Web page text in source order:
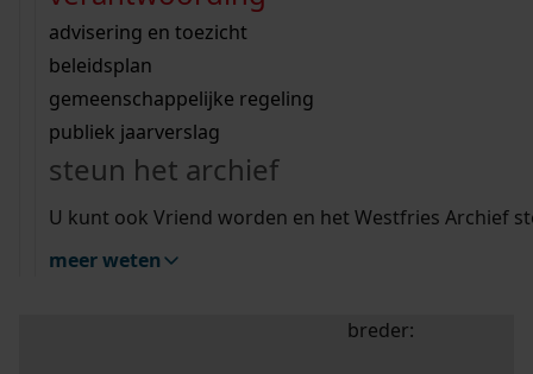
bouwvergunningen
omgevingsvergunningen
vergunningen
beeld en geluid
uitleg nodig?
Wij helpen u op weg met een aantal zoektips.
bekijk alle zoektips
Wij helpen u op weg met een aantal zoektips.
bekijk alle zoektips
bekijk ons geschiedenislokaal
advisering en toezicht
beleidsplan
gemeenschappelijke regeling
publiek jaarverslag
steun het archief
U kunt ook Vriend worden en het Westfries Archief
meer weten
zoektips
Mijn Studiezaal (inloggen)
uw zoekopdracht te
breder: